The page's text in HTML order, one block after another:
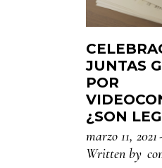
JUNTAS
POR
¿SON
marzo 11, 2021
Written by